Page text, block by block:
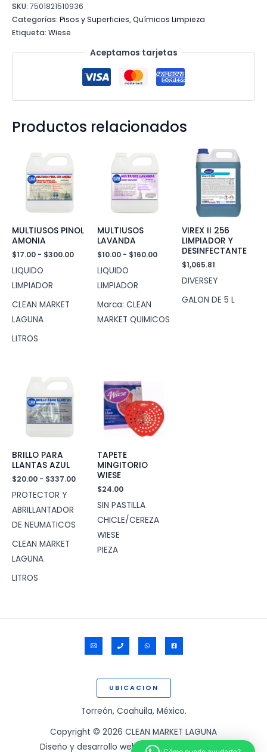
cantidad
SKU: 7501821510936
Categorías: Pisos y Superficies,Químicos Limpieza
Etiqueta: Wiese
Aceptamos tarjetas
Productos relacionados
MULTIUSOS PINOL
AMONIA
$17.00 - $300.00Rango
precios:
desde
LIQUIDO
LIMPIADOR
CLEAN MARKET
LAGUNA
LITROS
MULTIUSOS
LAVANDA
$10.00 - $160.00Rango
LIQUIDO
LIMPIADOR
Marca: CLEAN
MARKET QUIMICOS
VIREX II 256
LIMPIADOR Y
DESINFECTANTE
$1,065.81
DIVERSEY
GALON DE 5 L
BRILLO PARA
LLANTAS AZUL
$20.00 - $337.00Rango
desde
$20.00
$337.00
PROTECTOR Y
ABRILLANTADOR
DE NEUMATICOS
CLEAN MARKET
LAGUNA
LITROS
TAPETE
MINGITORIO
WIESE
$24.00
SIN PASTILLA
CHICLE/CEREZA
WIESE
PIEZA
UBICACION
Torreón, Coahuila, México.
Copyright © 2026 CLEAN MARKET LAGUNA
Diseño y desarrollo web por:www.ssigam.com